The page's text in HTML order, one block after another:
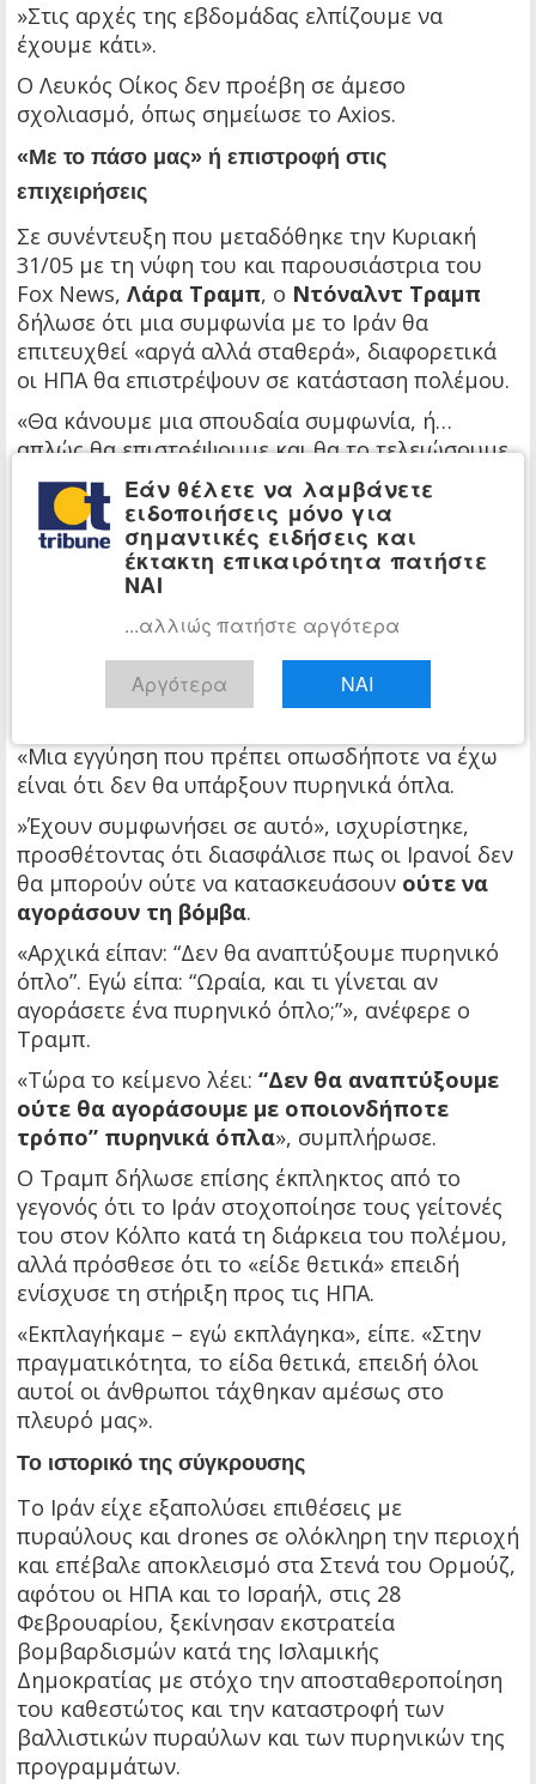
»Στις αρχές της εβδομάδας ελπίζουμε να
έχουμε κάτι».
Ο Λευκός Οίκος δεν προέβη σε άμεσο
σχολιασμό, όπως σημείωσε το Axios.
«Με το πάσο μας» ή επιστροφή στις
επιχειρήσεις
Σε συνέντευξη που μεταδόθηκε την Κυριακή
31/05 με τη νύφη του και παρουσιάστρια του
Fox News, Λάρα Τραμπ, ο Ντόναλντ Τραμπ
δήλωσε ότι μια συμφωνία με το Ιράν θα
επιτευχθεί «αργά αλλά σταθερά», διαφορετικά
οι ΗΠΑ θα επιστρέψουν σε κατάσταση πολέμου.
«Θα κάνουμε μια σπουδαία συμφωνία, ή…
απλώς θα επιστρέψουμε και θα το τελειώσουμε
στρατιωτικά», ανέφερε χαρακτηριστικά.
Ο Τραμπ τόνισε ότι δεν «βιάζεται» να κλείσει
συμφωνία.
«Αν βιάζεσαι, δεν πρόκειται να κάνεις μια καλή
συμφωνία», σημείωσε.
«Θα προτιμούσα να καταλήξουμε σε συμφωνία,
επειδή μπορούμε να ανοίξουμε τα Στενά
αμέσως μετά την υπογραφή».
«Μια εγγύηση που πρέπει οπωσδήποτε να έχω
είναι ότι δεν θα υπάρξουν πυρηνικά όπλα.
»Έχουν συμφωνήσει σε αυτό», ισχυρίστηκε,
προσθέτοντας ότι διασφάλισε πως οι Ιρανοί δεν
θα μπορούν ούτε να κατασκευάσουν ούτε να
αγοράσουν τη βόμβα.
«Αρχικά είπαν: “Δεν θα αναπτύξουμε πυρηνικό
όπλο”. Εγώ είπα: “Ωραία, και τι γίνεται αν
αγοράσετε ένα πυρηνικό όπλο;”», ανέφερε ο
Τραμπ.
«Τώρα το κείμενο λέει: “Δεν θα αναπτύξουμε
ούτε θα αγοράσουμε με οποιονδήποτε
τρόπο” πυρηνικά όπλα», συμπλήρωσε.
Ο Τραμπ δήλωσε επίσης έκπληκτος από το
γεγονός ότι το Ιράν στοχοποίησε τους γείτονές
του στον Κόλπο κατά τη διάρκεια του πολέμου,
αλλά πρόσθεσε ότι το «είδε θετικά» επειδή
ενίσχυσε τη στήριξη προς τις ΗΠΑ.
«Εκπλαγήκαμε – εγώ εκπλάγηκα», είπε. «Στην
πραγματικότητα, το είδα θετικά, επειδή όλοι
αυτοί οι άνθρωποι τάχθηκαν αμέσως στο
πλευρό μας».
Το ιστορικό της σύγκρουσης
Το Ιράν είχε εξαπολύσει επιθέσεις με
πυραύλους και drones σε ολόκληρη την περιοχή
και επέβαλε αποκλεισμό στα Στενά του Ορμούζ,
αφότου οι ΗΠΑ και το Ισραήλ, στις 28
Φεβρουαρίου, ξεκίνησαν εκστρατεία
βομβαρδισμών κατά της Ισλαμικής
Δημοκρατίας με στόχο την αποσταθεροποίηση
του καθεστώτος και την καταστροφή των
βαλλιστικών πυραύλων και των πυρηνικών της
προγραμμάτων.
Εάν θέλετε να λαμβάνετε
ειδοποιήσεις μόνο για
σημαντικές ειδήσεις και
έκτακτη επικαιρότητα πατήστε
ΝΑΙ
...αλλιώς πατήστε αργότερα
Αργότερα ΝΑΙ